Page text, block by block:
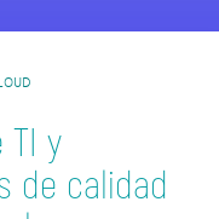
TI y
de calidad